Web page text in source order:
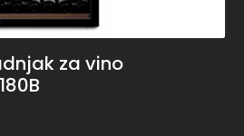
za vino